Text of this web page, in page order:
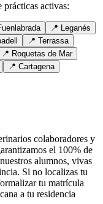
prácticas activas:
📍 Leganés
📍 Terrassa
📍 Roquetas de Mar
📍 Cartagena
colaboradores y
el 100% de
alumnos, vivas
Si no localizas tu
tu matrícula
a tu residencia